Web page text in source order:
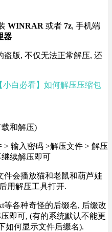
WINRAR 或者 7z, 手机端
器
版, 不仅无法正常解压, 还
小白必看】如何解压压缩包
和解压)
输入密码 >解压文件 > 解压
续解压即可
件会播放猫和老鼠和葫芦娃
用解压工具打开.
等各种奇怪的后缀名, 后缀改
即可, (有的系统默认不能更
如何显示文件后缀名).